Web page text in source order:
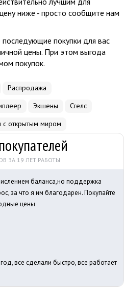
ниже - просто сообщите нам
последующие покупки для вас
цены. При этом выгода
покупок.
Распродажа
Экшены
Стелс
с открытым миром
ЗА 19 ЛЕТ РАБОТЫ
баланса,но поддержка
за что я им благодарен. Покупайте
цены
все сделали быстро, все работает